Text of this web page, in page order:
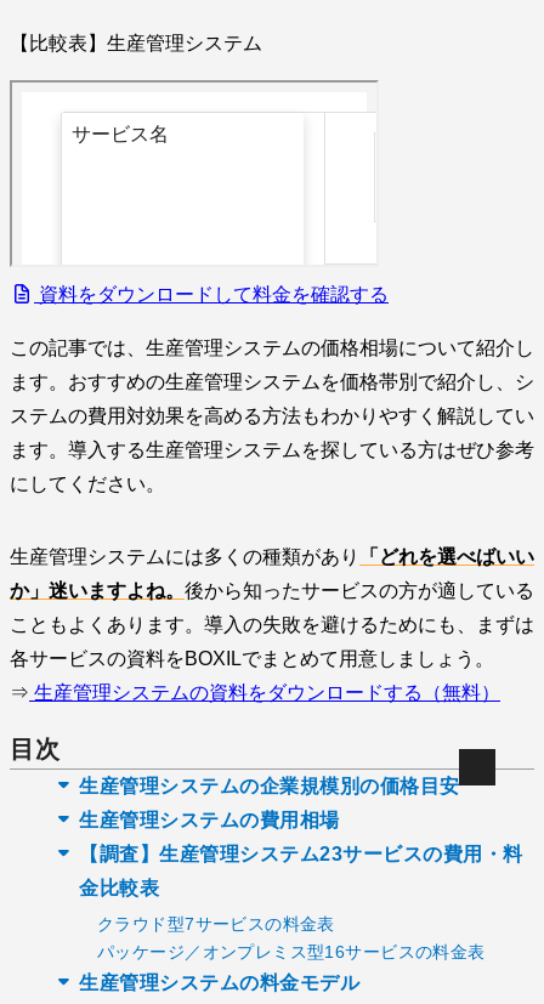
【比較表】生産管理システム
資料をダウンロードして料金を確認する
この記事では、生産管理システムの価格相場について紹介し
ます。おすすめの生産管理システムを価格帯別で紹介し、シ
ステムの費用対効果を高める方法もわかりやすく解説してい
ます。導入する生産管理システムを探している方はぜひ参考
にしてください。
生産管理システムには多くの種類があり
「どれを選べばいい
か」迷いますよね。 後から知ったサービスの方が適している
こともよくあります。導入の失敗を避けるためにも、まずは
各サービスの資料をBOXILでまとめて用意しましょう。
⇒ 生産管理システムの資料をダウンロードする（無料）
目次
生産管理システムの企業規模別の価格目安
生産管理システムの費用相場
【調査】生産管理システム23サービスの費用・料
金比較表
クラウド型7サービスの料金表
パッケージ／オンプレミス型16サービスの料金表
生産管理システムの料金モデル